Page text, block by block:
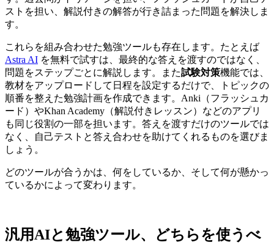
ストを担い、解説付きの解答が行き詰まった問題を解決しま
す。
これらを組み合わせた勉強ツールも存在します。たとえば
Astra AI を無料で試すは、最終的な答えを渡すのではなく、
問題をステップごとに解説します。また試験対策機能では、
教材をアップロードして日程を設定するだけで、トピックの
順番を整えた勉強計画を作成できます。Anki（フラッシュカ
ード）やKhan Academy（解説付きレッスン）などのアプリ
も同じ役割の一部を担います。答えを渡すだけのツールでは
なく、自己テストと答え合わせを助けてくれるものを選びま
しょう。
どのツールが合うかは、何をしているか、そして何が懸かっ
ているかによって変わります。
汎用AIと勉強ツール、どちらを使うべ